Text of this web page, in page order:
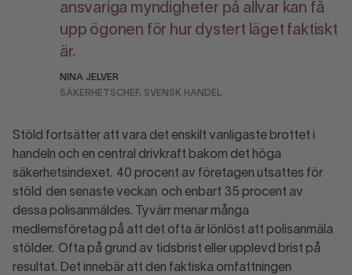
ansvariga myndigheter på allvar kan få
upp ögonen för hur dystert läget faktiskt
är.
NINA JELVER
SÄKERHETSCHEF, SVENSK HANDEL
Stöld fortsätter att vara det enskilt vanligaste brottet i
handeln och en central drivkraft bakom det höga
säkerhetsindexet. 40 procent av företagen utsattes för
stöld den senaste veckan och enbart 35 procent av
dessa polisanmäldes. Tyvärr menar många
medlemsföretag på att det ofta är lönlöst att polisanmäla
stölder. Ofta på grund av tidsbrist eller upplevd brist på
resultat. Det innebär att den faktiska omfattningen